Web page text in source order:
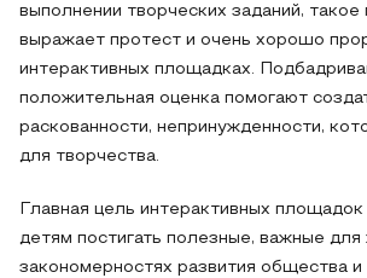
выполнении творческих заданий, такое
выражает протест и очень хорошо
интерактивных площадках.
положительная оценка помогают
раскованности, непринужденности,
для творчества.
Главная цель интерактивных площадок
детям постигать полезные, важные для
закономерностях развития общества